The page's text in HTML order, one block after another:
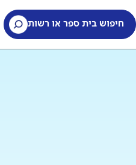
חיפוש בית ספר או רשות